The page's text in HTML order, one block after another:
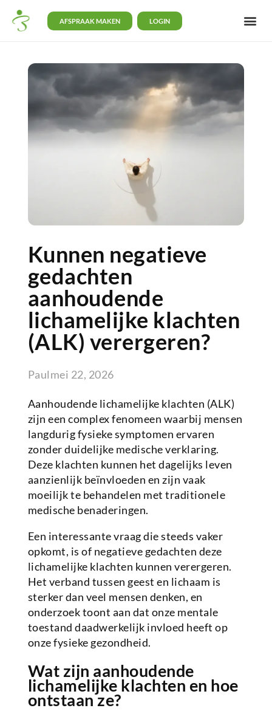
AFSPRAAK MAKEN LOGIN
Kunnen negatieve
gedachten
aanhoudende
lichamelijke klachten
(ALK) verergeren?
Paulmei 22, 2026
Aanhoudende lichamelijke klachten (ALK)
zijn een complex fenomeen waarbij mensen
langdurig fysieke symptomen ervaren
zonder duidelijke medische verklaring.
Deze klachten kunnen het dagelijks leven
aanzienlijk beïnvloeden en zijn vaak
moeilijk te behandelen met traditionele
medische benaderingen.
Een interessante vraag die steeds vaker
opkomt, is of negatieve gedachten deze
lichamelijke klachten kunnen verergeren.
Het verband tussen geest en lichaam is
sterker dan veel mensen denken, en
onderzoek toont aan dat onze mentale
toestand daadwerkelijk invloed heeft op
onze fysieke gezondheid.
Wat zijn aanhoudende
lichamelijke klachten en hoe
ontstaan ze?